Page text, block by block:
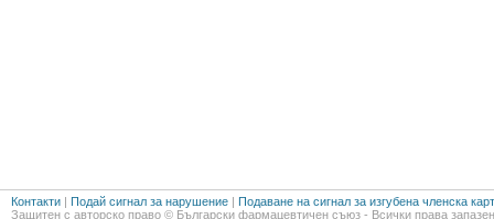
Контакти | Подай сигнал за нарушение | Подаване на сигнал за изгубена членска
Защитен с авторско право © Български фармацевтичен съюз - Всички права